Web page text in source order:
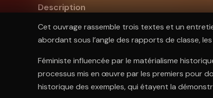
Description
Cet ouvrage rassemble trois textes et un
abordant sous l’angle des rapports de classe,
Féministe influencée par le matérialisme
processus mis en œuvre par les premiers pour
historique des exemples, qui étayent la